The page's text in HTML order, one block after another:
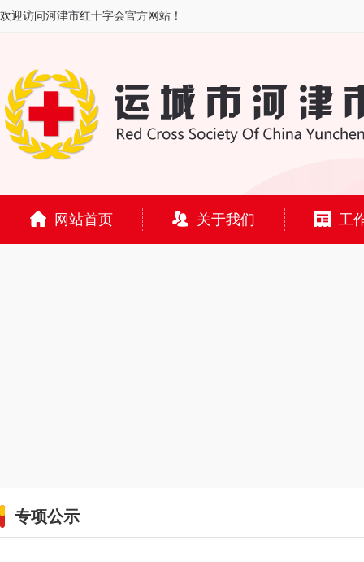
欢迎访问河津市红十字会官方网站！
网站首页 关于我们 工
专项公示